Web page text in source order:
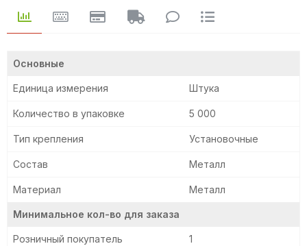
Основные
Единица измерения Штука
Количество в упаковке 5 000
Тип крепления Установочные
Состав Металл
Материал Металл
Минимальное кол-во для заказа
Розничный покупатель 1